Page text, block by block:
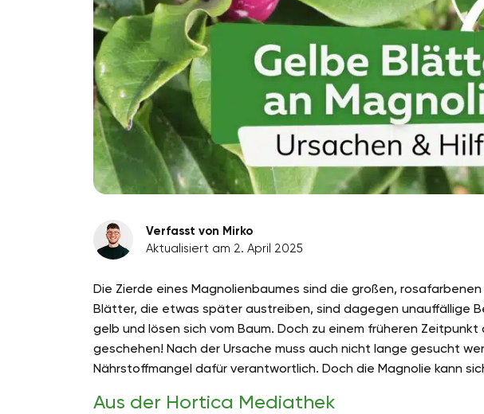
Verfasst von Mirko
Aktualisiert am 2. April 2025
Die Zierde eines Magnolienbaumes sind die großen, rosafarbenen
Blätter, die etwas später austreiben, sind dagegen unauffällige
gelb und lösen sich vom Baum. Doch zu einem früheren
geschehen! Nach der Ursache muss auch nicht lange gesucht
Nährstoffmangel dafür verantwortlich. Doch die Magnolie kann
Aus der Hortica Mediathek